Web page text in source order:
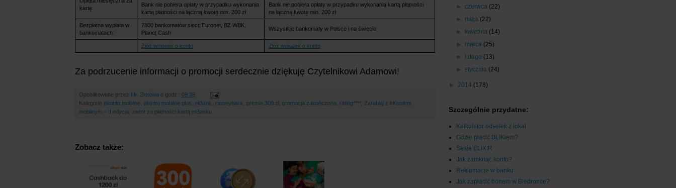
kartę
Bank nie pobiera opłaty w przypadku wykonania
kartą płatności na łączną kwotę min. 200 zł
Bank nie pobiera opłaty w przypadku wykonania kartą płatności
na łączną kwotę min. 200 zł
Bezpłatna wypłata w
bankomatach:
7800 bankomatów sieci: Euronet, BZ WBK,
Planet Cash
Wszystkie bankomaty w Polsce i na świecie
Złóż wniosek o konto Złóż wniosek o konto
Za podrzucenie informacji o promocji serdecznie dziękuję Czytelnikowi Adamowi!
Opublikowane przez Mr. Złotówa o godz.: 09:38
Kategorie ekonto mobilne ekonto mobilne plus mBank moneyback premia 300 zł promocja zakończona rating**** Zarabiaj z eKontem
mobilnym – II edycja
zwrot za płatności kartą mBanku
Zobacz także:
►czerwca (22)
► maja (22)
►
kwietnia (14)
► marca (25)
►
lutego (13)
► stycznia (24)
► 2014 (178)
Szczególnie przydatne:
Kalkulator odsetek z lokat
Gdzie płacić BLIKiem?
Sesje ELIXIR
Jak zamknąć konto?
Reklamacje w banku
Jak zapłacić bonem w Biedronce?